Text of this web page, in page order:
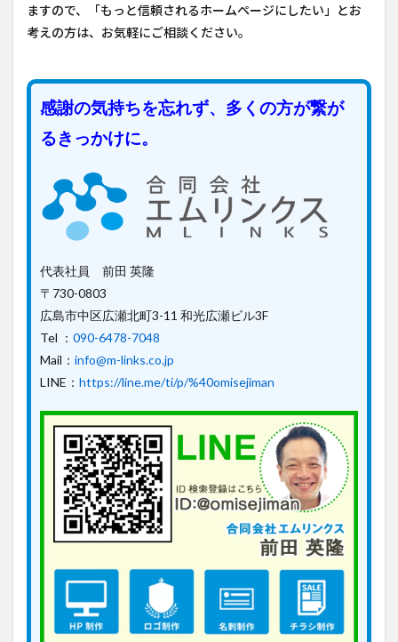
ますので、「もっと信頼されるホームページにしたい」とお
考えの方は、お気軽にご相談ください。
感謝の気持ちを忘れず、多くの方が繋が
るきっかけに。
代表社員 前田 英隆
〒730-0803
広島市中区広瀬北町3-11 和光広瀬ビル3F
Tel ： 090-6478-7048
Mail： info@m-links.co.jp
LINE： https://line.me/ti/p/%40omisejiman